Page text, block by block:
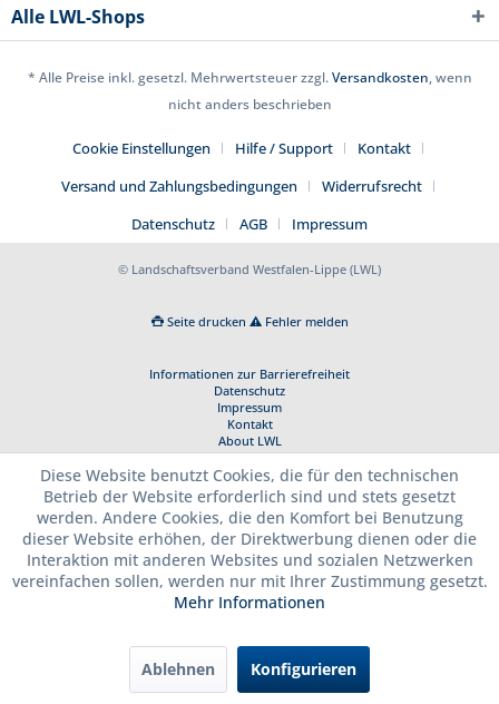
Alle LWL-Shops
* Alle Preise inkl. gesetzl. Mehrwertsteuer zzgl.Versandkosten, wenn
nicht anders beschrieben
Cookie Einstellungen Hilfe / Support
Kontakt
Versand und Zahlungsbedingungen
Widerrufsrecht
Datenschutz
AGB Impressum
© Landschaftsverband Westfalen-Lippe (LWL)
Seite drucken Fehler melden
Informationen zur Barrierefreiheit
Datenschutz
Impressum
Kontakt
About LWL
Diese Website benutzt Cookies, die für den technischen
Betrieb der Website erforderlich sind und stets gesetzt
werden. Andere Cookies, die den Komfort bei Benutzung
dieser Website erhöhen, der Direktwerbung dienen oder die
Interaktion mit anderen Websites und sozialen Netzwerken
vereinfachen sollen, werden nur mit Ihrer Zustimmung gesetzt.
Mehr Informationen
Ablehnen Konfigurieren